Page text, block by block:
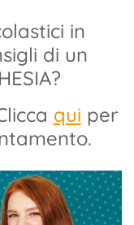
in
di un
qui per